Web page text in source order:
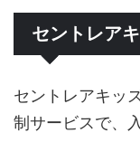
セントレア
セントレアキッ
制サービスで、